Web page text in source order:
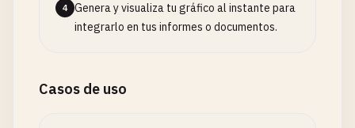
4
Genera y visualiza tu gráfico al instante para
integrarlo en tus informes o documentos.
Casos de uso